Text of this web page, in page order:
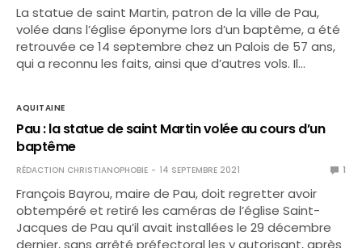
La statue de saint Martin, patron de la ville de Pau,
volée dans l’église éponyme lors d’un baptême, a été
retrouvée ce 14 septembre chez un Palois de 57 ans,
qui a reconnu les faits, ainsi que d’autres vols. Il…
AQUITAINE
Pau : la statue de saint Martin volée au cours d’un
baptême
RÉDACTION CHRISTIANOPHOBIE 14 SEPTEMBRE 2021 1
François Bayrou, maire de Pau, doit regretter avoir
obtempéré et retiré les caméras de l’église Saint-
Jacques de Pau qu’il avait installées le 29 décembre
dernier, sans arrêté préfectoral les y autorisant, après